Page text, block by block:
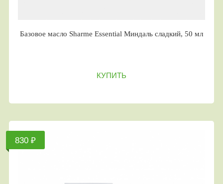
Базовое масло Sharme Essential Миндаль сладкий, 50 мл
КУПИТЬ
830 ₽